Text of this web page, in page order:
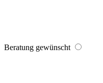
Beratung gewünscht